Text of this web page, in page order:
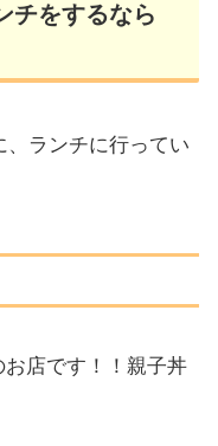
チをするなら
ランチに行ってい
お店です！！親子丼